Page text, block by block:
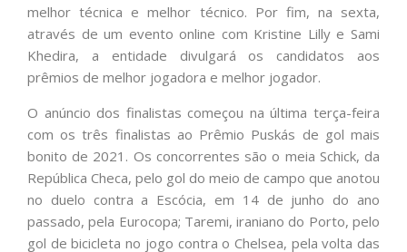
melhor técnica e melhor técnico. Por fim, na sexta,
através de um evento online com Kristine Lilly e Sami
Khedira, a entidade divulgará os candidatos aos
prêmios de melhor jogadora e melhor jogador.
O anúncio dos finalistas começou na última terça-feira
com os três finalistas ao Prêmio Puskás de gol mais
bonito de 2021. Os concorrentes são o meia Schick, da
República Checa, pelo gol do meio de campo que anotou
no duelo contra a Escócia, em 14 de junho do ano
passado, pela Eurocopa; Taremi, iraniano do Porto, pelo
gol de bicicleta no jogo contra o Chelsea, pela volta das